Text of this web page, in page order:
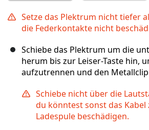
Setze das Plektrum nicht tiefer
die Federkontakte nicht
Schiebe das Plektrum um die
herum bis zur Leiser-Taste hin,
aufzutrennen und den
Schiebe nicht über die
du könntest sonst das
Ladespule beschädigen.